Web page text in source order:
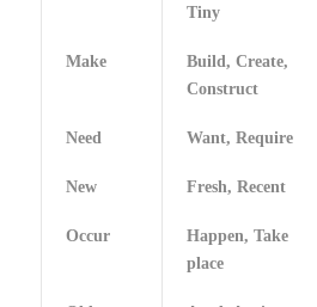
Tiny
Make
Build, Create,
Construct
Need Want, Require
New Fresh, Recent
Occur
Happen, Take
place